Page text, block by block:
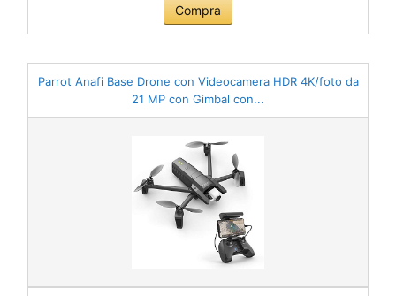
Compra
Parrot Anafi Base Drone con Videocamera HDR 4K/foto da
21 MP con Gimbal con...